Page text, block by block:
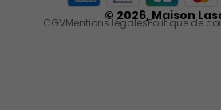
© 2026, Maison
CGVMentions légalesPolitique de